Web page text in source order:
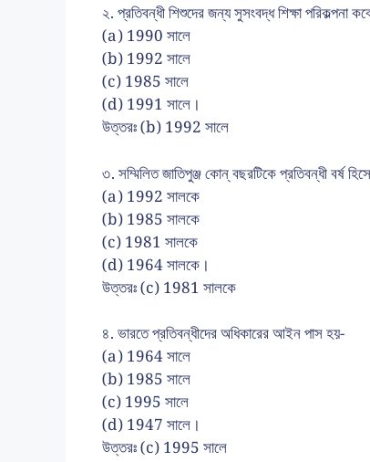
২. প্রতিবন্ধী শিশুদের জন্য সুসংবদ্ধ শিক্ষা পরিকল্পনা
(a) 1990 সালে
(b) 1992 সালে
(c) 1985 সালে
(d) 1991 সালে।
উত্তরঃ (b) 1992 সালে
৩. সম্মিলিত জাতিপুঞ্জ কোন্ বছরটিকে প্রতিবন্ধী বর্ষ
(a) 1992 সালকে
(b) 1985 সালকে
(c) 1981 সালকে
(d) 1964 সালকে।
উত্তরঃ (c) 1981 সালকে
৪. ভারতে প্রতিবন্ধীদের অধিকারের আইন পাস হয়-
(a) 1964 সালে
(b) 1985 সালে
(c) 1995 সালে
(d) 1947 সালে।
উত্তরঃ (c) 1995 সালে